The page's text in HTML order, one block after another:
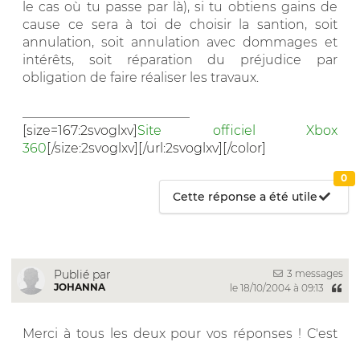
le cas où tu passe par là), si tu obtiens gains de
cause ce sera à toi de choisir la santion, soit
annulation, soit annulation avec dommages et
intérêts, soit réparation du préjudice par
obligation de faire réaliser les travaux.
[size=167:2svoglxv]Site officiel Xbox
360[/size:2svoglxv][/url:2svoglxv][/color]
Cette réponse a été utile
0
Publié par
JOHANNA
3 messages
le 18/10/2004 à 09:13
Merci à tous les deux pour vos réponses ! C'est